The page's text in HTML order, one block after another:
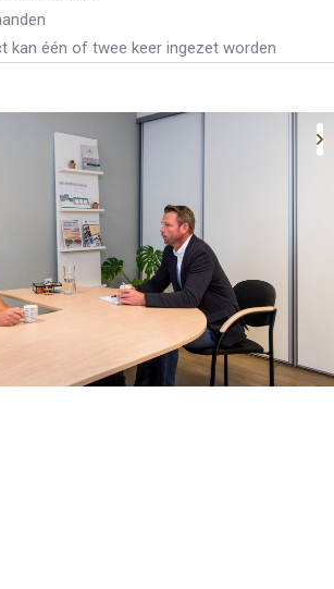
NaarWerk re-integratie
WerkBehoud
Jobcenter & jobhunting
Loopbaancoaching
Ons testcentrum
Uitkeringsinstantie
Aanvraag brochure 2026
Aanvraag hand-out
LeerWerkburo
Werkgevers
Budgetcoaching on the job
Outplacement
2e Spoortraject
Mediation bij
conflictsituaties
Maatschappelijk
Verantwoord Ondernemen
kan één of twee keer ingezet worden